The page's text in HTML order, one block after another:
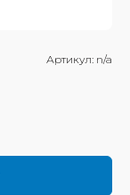
Артикул: n/a